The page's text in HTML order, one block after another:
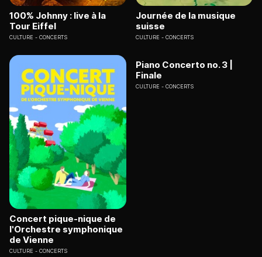
100% Johnny : live à la
Tour Eiffel
CULTURE CONCERTS
Journée de la musique
suisse
CULTURE CONCERTS
Concert pique-nique de
l'Orchestre symphonique
de Vienne
CULTURE CONCERTS
Piano Concerto no. 3 |
Finale
CULTURE CONCERTS